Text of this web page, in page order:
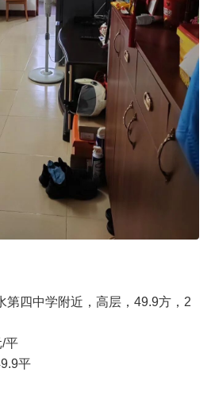
第四中学附近，高层，49.9方，2
平
平